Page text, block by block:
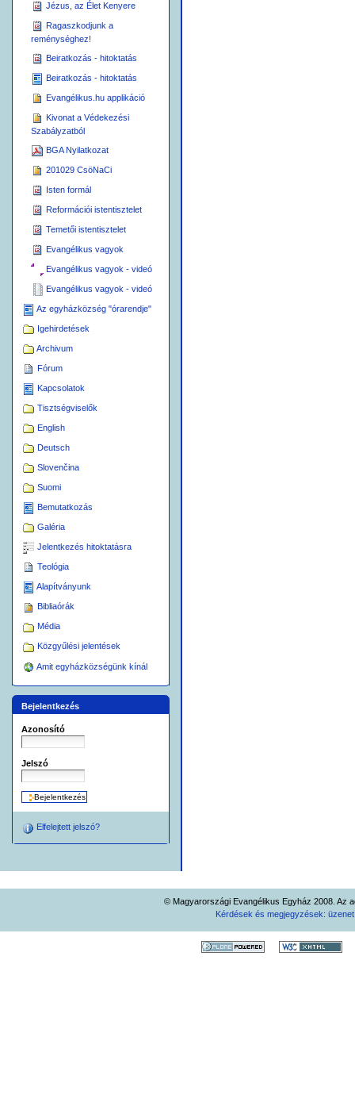
Jézus, az Élet Kenyere
Ragaszkodjunk a
reménységhez!
Beiratkozás - hitoktatás
Beiratkozás - hitoktatás
Evangélikus.hu applikáció
Kivonat a Védekezési
Szabályzatból
BGA Nyilatkozat
201029 CsöNaCi
Isten formál
Reformációi istentisztelet
Temetői istentisztelet
Evangélikus vagyok
Evangélikus vagyok - videó
Evangélikus vagyok - videó
Az egyházközség "órarendje"
Igehirdetések
Archivum
Fórum
Kapcsolatok
Tisztségviselők
English
Deutsch
Slovenčina
Suomi
Bemutatkozás
Galéria
Jelentkezés hitoktatásra
Teológia
Alapítványunk
Bibliaórák
Média
Közgyűlési jelentések
Amit egyházközségünk kínál
Bejelentkezés
Azonosító
Jelszó
Elfelejtett jelszó?
© Magyarországi Evangélikus Egyház 2008. Az
Kérdések és megjegyzések: